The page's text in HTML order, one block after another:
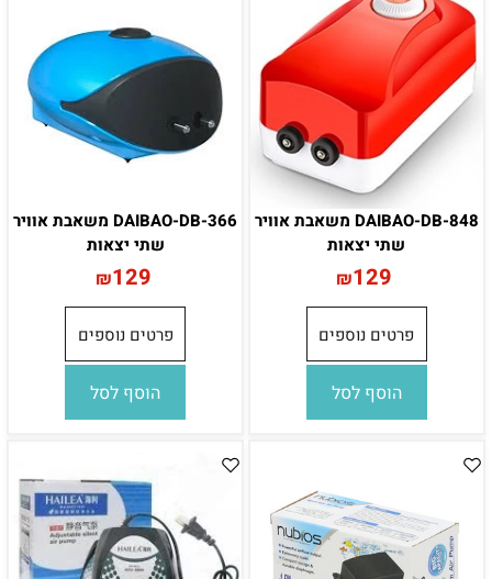
DAIBAO-DB-848 משאבת אוויר
שתי יצאות
₪129
פרטים נוספים
הוסף לסל
DAIBAO-DB-366 משאבת אוויר
שתי יצאות
₪129
פרטים נוספים
הוסף לסל